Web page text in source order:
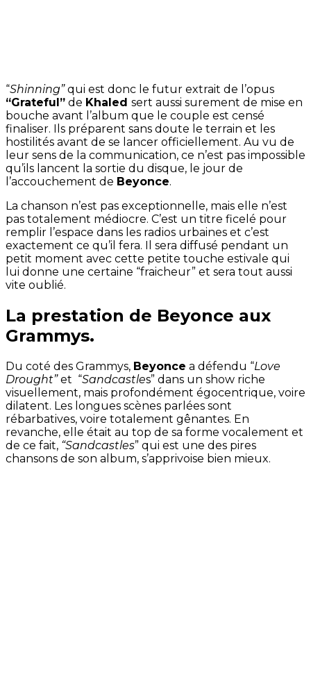
“Shinning”qui est donc le futur extrait de l’opus
“Grateful” de Khaled sert aussi surement de mise en
bouche avant l’album que le couple est censé
finaliser. Ils préparent sans doute le terrain et les
hostilités avant de se lancer officiellement. Au vu de
leur sens de la communication, ce n’est pas impossible
qu’ils lancent la sortie du disque, le jour de
l’accouchement de Beyonce.
La chanson n’est pas exceptionnelle, mais elle n’est
pas totalement médiocre. C’est un titre ficelé pour
remplir l’espace dans les radios urbaines et c’est
exactement ce qu’il fera. Il sera diffusé pendant un
petit moment avec cette petite touche estivale qui
lui donne une certaine “fraicheur” et sera tout aussi
vite oublié.
La prestation de Beyonce aux
Grammys.
Du coté des Grammys, Beyonce a défendu “Love
Drought”et “Sandcastles” dans un show riche
visuellement, mais profondément égocentrique, voire
dilatent. Les longues scènes parlées sont
rébarbatives, voire totalement gênantes. En
revanche, elle était au top de sa forme vocalement et
de ce fait, “Sandcastles” qui est une des pires
chansons de son album, s’apprivoise bien mieux.